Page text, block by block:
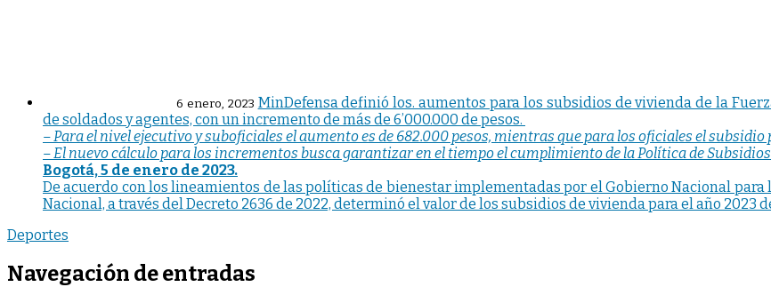
6 enero, 2023 MinDefensa definió los. aumentos para los subsidios de vivienda de la
de soldados y agentes, con un incremento de más de 6’000.000 de pesos.
– Para el nivel ejecutivo y suboficiales el aumento es de 682.000 pesos, mientras que para los oficiales el
– El nuevo cálculo para los incrementos busca garantizar en el tiempo el cumplimiento de la Política de
Bogotá, 5 de enero de 2023.
De acuerdo con los lineamientos de las políticas de bienestar implementadas por el Gobierno Nacional
Nacional, a través del Decreto 2636 de 2022, determinó el valor de los subsidios de vivienda para el año 2023
Deportes
Navegación de entradas